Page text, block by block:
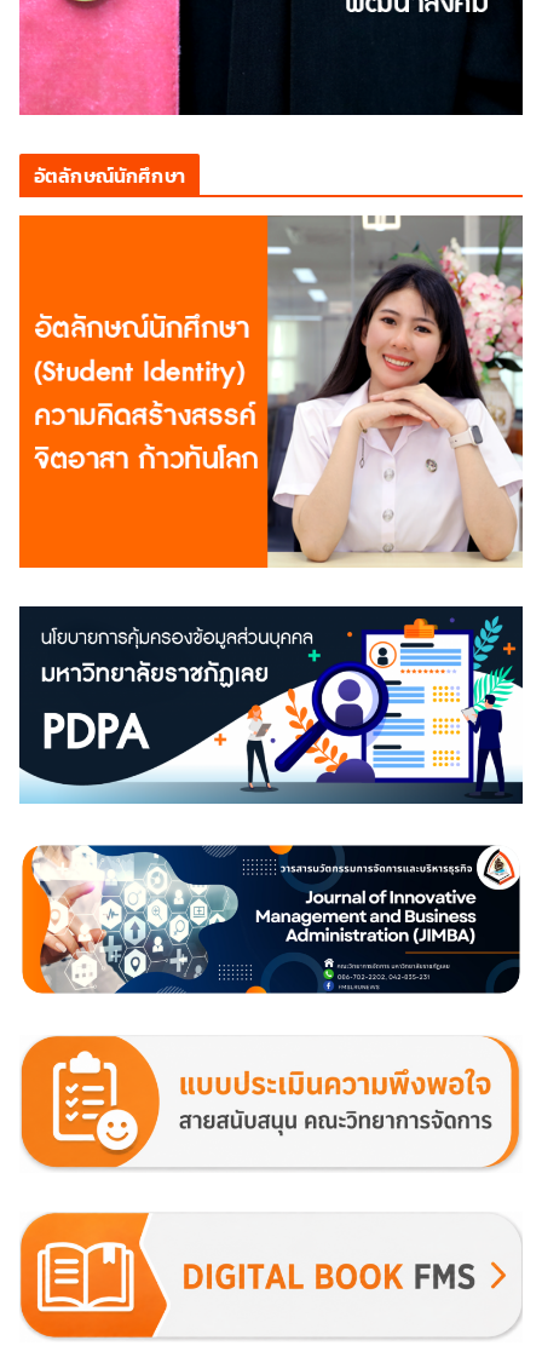
อัตลักษณ์นักศึกษา